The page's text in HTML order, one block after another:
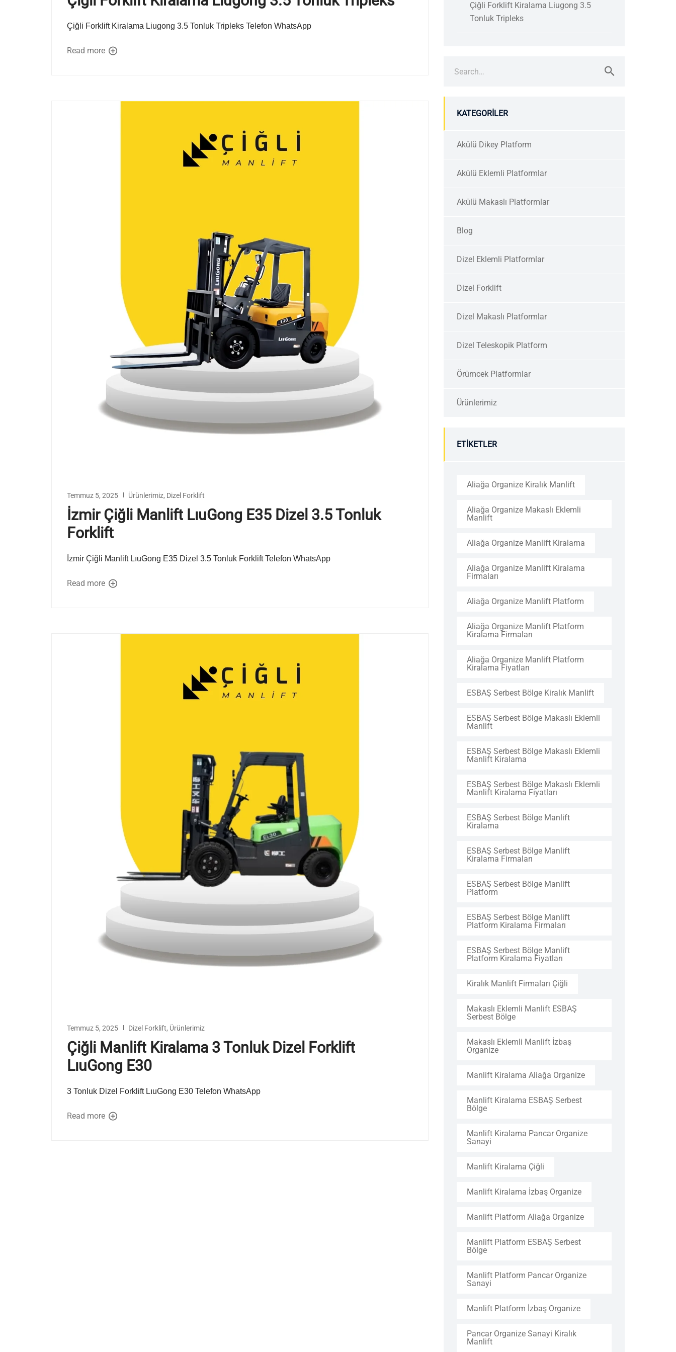
Çiğli Forklift Kiralama Liugong 3.5 Tonluk Tripleks Telefon WhatsApp
Read more
Temmuz 5, 2025 Ürünlerimiz, Dizel Forklift
İzmir Çiğli Manlift LıuGong E35 Dizel 3.5 Tonluk
Forklift
İzmir Çiğli Manlift LıuGong E35 Dizel 3.5 Tonluk Forklift Telefon WhatsApp
Read more
Temmuz 5, 2025 Dizel Forklift, Ürünlerimiz
Çiğli Manlift Kiralama 3 Tonluk Dizel Forklift
LıuGong E30
3 Tonluk Dizel Forklift LıuGong E30 Telefon WhatsApp
Read more
Çiğli Forklift Kiralama Liugong 3.5
Tonluk Tripleks
for:
KATEGORILER
Akülü Dikey Platform
Akülü Eklemli Platformlar
Akülü Makaslı Platformlar
Blog
Dizel Eklemli Platformlar
Dizel Forklift
Dizel Makaslı Platformlar
Dizel Teleskopik Platform
Örümcek Platformlar
Ürünlerimiz
ETIKETLER
Aliağa Organize Kiralık Manlift
Aliağa Organize Makaslı Eklemli
Manlift
Aliağa Organize Manlift Kiralama
Aliağa Organize Manlift Kiralama
Firmaları
Aliağa Organize Manlift Platform
Aliağa Organize Manlift Platform
Kiralama Firmaları
Aliağa Organize Manlift Platform
Kiralama Fiyatları
ESBAŞ Serbest Bölge Kiralık Manlift
ESBAŞ Serbest Bölge Makaslı Eklemli
Manlift
ESBAŞ Serbest Bölge Makaslı Eklemli
Manlift Kiralama
ESBAŞ Serbest Bölge Makaslı Eklemli
Manlift Kiralama Fiyatları
ESBAŞ Serbest Bölge Manlift
Kiralama
ESBAŞ Serbest Bölge Manlift
Kiralama Firmaları
ESBAŞ Serbest Bölge Manlift
Platform
ESBAŞ Serbest Bölge Manlift
Platform Kiralama Firmaları
ESBAŞ Serbest Bölge Manlift
Platform Kiralama Fiyatları
Kiralık Manlift Firmaları Çiğli
Makaslı Eklemli Manlift ESBAŞ
Serbest Bölge
Makaslı Eklemli Manlift İzbaş
Organize
Manlift Kiralama Aliağa Organize
Manlift Kiralama ESBAŞ Serbest
Bölge
Manlift Kiralama Pancar Organize
Sanayi
Manlift Kiralama Çiğli
Manlift Kiralama İzbaş Organize
Manlift Platform Aliağa Organize
Manlift Platform ESBAŞ Serbest
Bölge
Manlift Platform Pancar Organize
Sanayi
Manlift Platform İzbaş Organize
Pancar Organize Sanayi Kiralık
Manlift